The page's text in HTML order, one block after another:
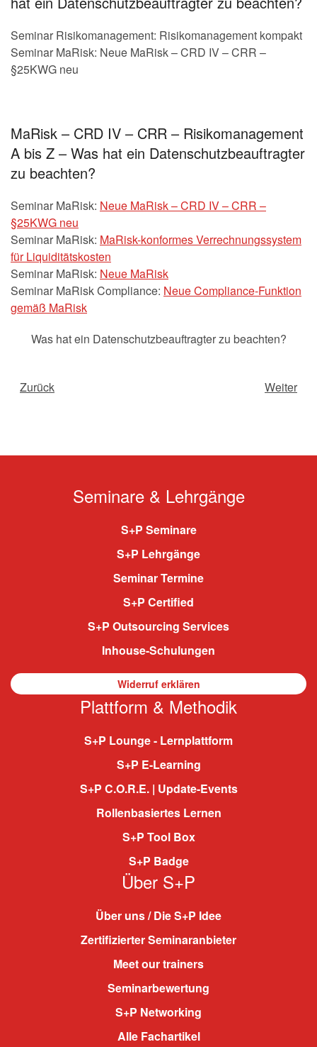
Seminar Risikomanagement: Risikomanagement kompakt
Seminar MaRisk: Neue MaRisk – CRD IV – CRR –
§25KWG neu
MaRisk – CRD IV – CRR – Risikomanagement
A bis Z – Was hat ein Datenschutzbeauftragter
zu beachten?
Seminar MaRisk: Neue MaRisk – CRD IV – CRR –
§25KWG neu
Seminar MaRisk: MaRisk-konformes Verrechnungssystem
für Liquiditätskosten
Seminar MaRisk: Neue MaRisk
Seminar MaRisk Compliance: Neue Compliance-Funktion
gemäß MaRisk
Was hat ein Datenschutzbeauftragter zu beachten?
Zurück Weiter
Seminare & Lehrgänge
S+P Seminare
S+P Lehrgänge
Seminar Termine
S+P Certified
S+P Outsourcing Services
Inhouse-Schulungen
Widerruf erklären
Plattform & Methodik
S+P Lounge - Lernplattform
S+P E-Learning
S+P C.O.R.E. | Update-Events
Rollenbasiertes Lernen
S+P Tool Box
S+P Badge
Über S+P
Über uns / Die S+P Idee
Zertifizierter Seminaranbieter
Meet our trainers
Seminarbewertung
S+P Networking
Alle Fachartikel